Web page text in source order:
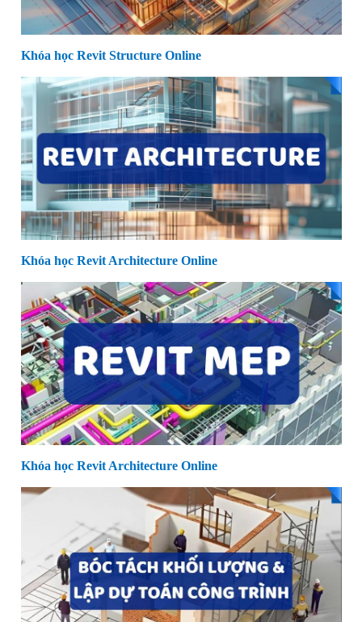
Khóa học Revit Structure Online
Khóa học Revit Architecture Online
Khóa học Revit Architecture Online